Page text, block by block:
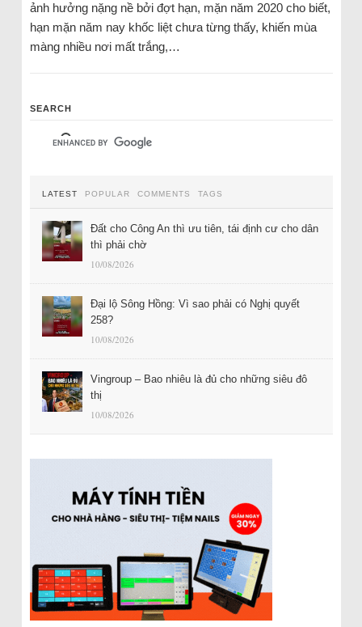
ảnh hưởng nặng nề bởi đợt hạn, mặn năm 2020 cho biết,
hạn mặn năm nay khốc liệt chưa từng thấy, khiến mùa
màng nhiều nơi mất trắng,…
SEARCH
LATEST POPULAR COMMENTS TAGS
Đất cho Công An thì ưu tiên, tái định cư cho dân
thì phải chờ
10/08/2026
Đại lộ Sông Hồng: Vì sao phải có Nghị quyết
258?
10/08/2026
Vingroup – Bao nhiêu là đủ cho những siêu đô
thị
10/08/2026